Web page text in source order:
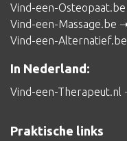
Vind-een-Osteopaat.be
Vind-een-Massage.be
Vind-een-Alternatief.be
In Nederland:
Vind-een-Therapeut.nl
Praktische links